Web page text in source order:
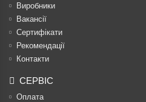
Виробники
Вакансії
Сертифікати
Рекомендації
Контакти
СЕРВІС
Оплата